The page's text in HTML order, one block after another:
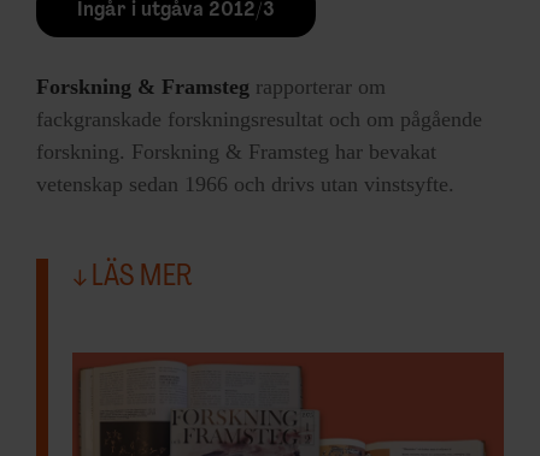
Ingår i utgåva 2012/3
Forskning & Framsteg rapporterar om
fackgranskade forskningsresultat och om pågående
forskning. Forskning & Framsteg har bevakat
vetenskap sedan 1966 och drivs utan vinstsyfte.
LÄS MER